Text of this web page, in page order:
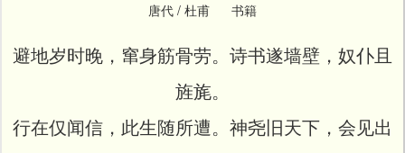
文
名
人
唐代 / 杜甫 书籍
避地岁时晚，窜身筋骨劳。诗书遂墙壁，奴仆且
旌旄。
行在仅闻信，此生随所遭。神尧旧天下，会见出